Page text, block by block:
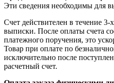
Эти сведения необходимы для
Счет действителен в течение
выписки. После оплаты счета
платежного поручения, это
Товар при оплате по
исключительно после
расчетный счет.